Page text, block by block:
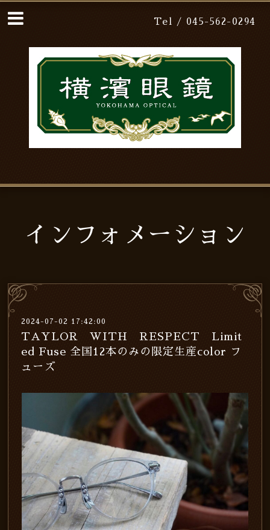
Tel / 045-562-0294
インフォメーション
2024-07-02 17:42:00
TAYLOR WITH RESPECT Limit
ed Fuse 全国12本のみの限定生産color フ
ューズ